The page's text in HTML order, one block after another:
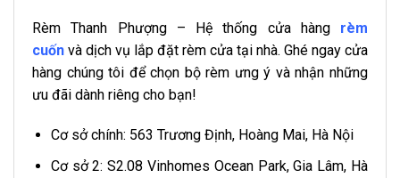
Rèm Thanh Phượng – Hệ thống cửa hàng rèm
cuốn và dịch vụ lắp đặt rèm cửa tại nhà. Ghé ngay cửa
hàng chúng tôi để chọn bộ rèm ưng ý và nhận những
ưu đãi dành riêng cho bạn!
Cơ sở chính: 563 Trương Định, Hoàng Mai, Hà Nội
Cơ sở 2: S2.08 Vinhomes Ocean Park, Gia Lâm, Hà